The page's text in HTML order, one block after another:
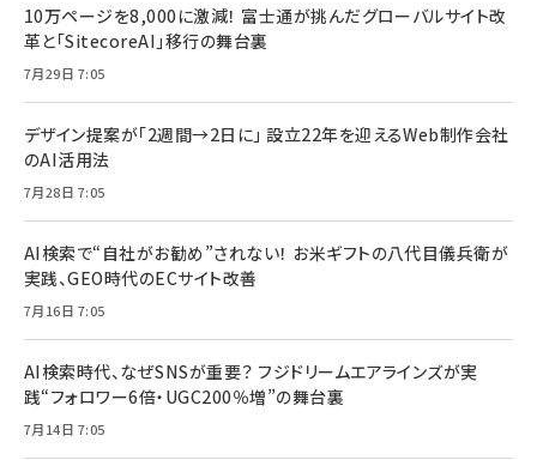
10万ページを8,000に激減！ 富士通が挑んだグローバルサイト改
革と「SitecoreAI」移行の舞台裏
7月29日 7:05
デザイン提案が「2週間→2日に」 設立22年を迎えるWeb制作会社
のAI活用法
7月28日 7:05
AI検索で“自社がお勧め”されない！ お米ギフトの八代目儀兵衛が
実践、GEO時代のECサイト改善
7月16日 7:05
AI検索時代、なぜSNSが重要？ フジドリームエアラインズが実
践“フォロワー6倍・UGC200％増”の舞台裏
7月14日 7:05